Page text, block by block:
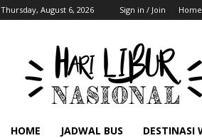
Thursday, August 6, 2026 Sign in / Join Home
HOME JADWAL BUS DESTINASI